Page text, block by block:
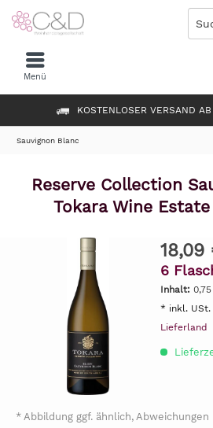
KOSTENLOSER VERSAND
Menü
Sauvignon Blanc
Reserve Collection
Tokara Wine
6
Inhalt:
* inkl. USt.
Lieferland
* Abbildung ggf. ähnlich, Abweichungen